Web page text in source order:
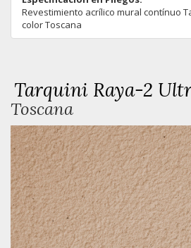
Revestimiento acrílico mural contínuo
color Toscana
Tarquini Raya-2
Toscana